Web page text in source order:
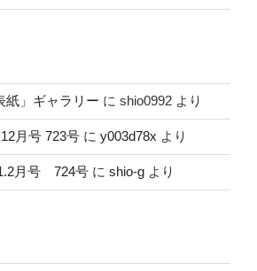
紙」ギャラリー に shio0992 より
月号 723号 に y003d78x より
月号 724号 に shio-g より